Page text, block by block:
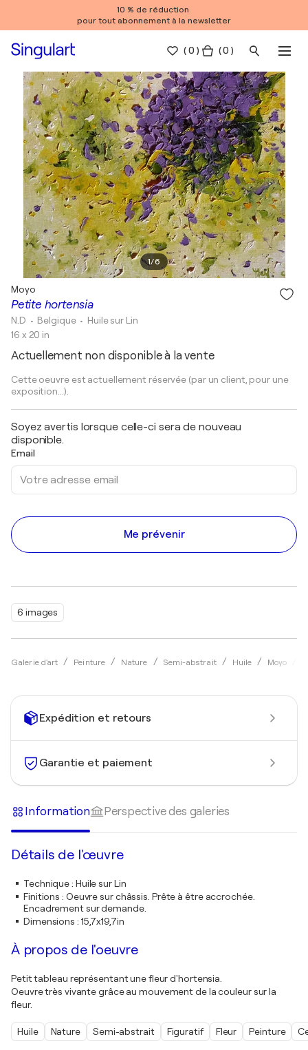
10 % de réduction
pour tout abonnement à la newsletter
(0 ) ( 0 )
1/6
6 images
Galerie d'art Peinture Nature Semi-abstrait Huile Moyo
Petite hortensia
Moyo
N.D • Belgique • Huile sur Lin
16 x 20 in
Actuellement non disponible à la vente
Cette oeuvre est actuellement réservée (par un client, pour une
exposition...).
Soyez avertis lorsque celle-ci sera de nouveau
disponible.
Email
Me prévenir
Expédition et retours
Garantie et paiement
Information Perspective des galeries
Détails de l'œuvre
Technique: Huile sur Lin
Finitions : Oeuvre sur châssis. Prête à être accrochée.
Encadrement sur demande.
Dimensions : 15,7x19,7in
À propos de l'oeuvre
Petit tableau représentant une fleur d'hortensia.
Oeuvre très vivante grâce au mouvement de la couleur sur la
fleur.
Huile Nature Semi-abstrait Figuratif Fleur Peinture